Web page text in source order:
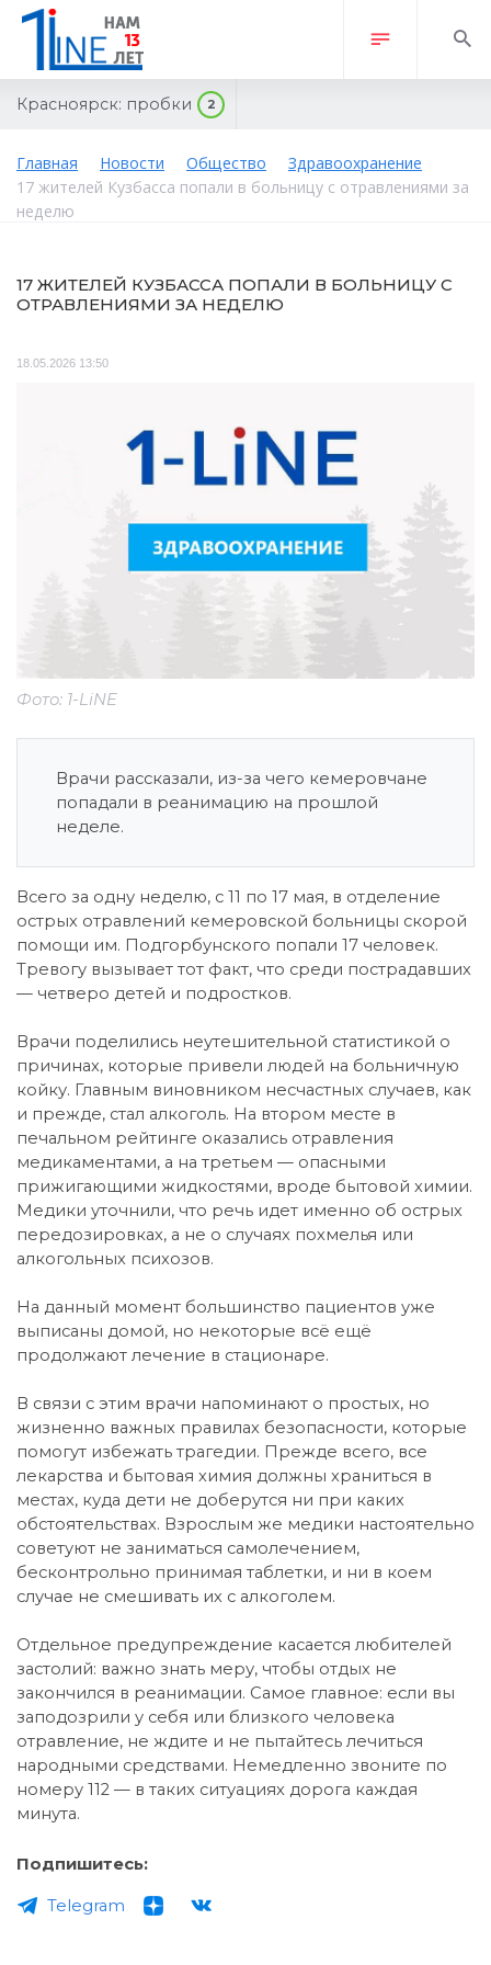
Красноярск: пробки 2
Главная Новости Общество
Здравоохранение
17 жителей Кузбасса попали в больницу с отравлениями за
неделю
17 ЖИТЕЛЕЙ КУЗБАССА ПОПАЛИ В БОЛЬНИЦУ С
ОТРАВЛЕНИЯМИ ЗА НЕДЕЛЮ
18.05.2026 13:50
Фото: 1-LiNE
Врачи рассказали, из-за чего кемеровчане
попадали в реанимацию на прошлой
неделе.
Всего за одну неделю, с 11 по 17 мая, в отделение
острых отравлений кемеровской больницы скорой
помощи им. Подгорбунского попали 17 человек.
Тревогу вызывает тот факт, что среди пострадавших
— четверо детей и подростков.
Врачи поделились неутешительной статистикой о
причинах, которые привели людей на больничную
койку. Главным виновником несчастных случаев, как
и прежде, стал алкоголь. На втором месте в
печальном рейтинге оказались отравления
медикаментами, а на третьем — опасными
прижигающими жидкостями, вроде бытовой химии.
Медики уточнили, что речь идет именно об острых
передозировках, а не о случаях похмелья или
алкогольных психозов.
На данный момент большинство пациентов уже
выписаны домой, но некоторые всё ещё
продолжают лечение в стационаре.
В связи с этим врачи напоминают о простых, но
жизненно важных правилах безопасности, которые
помогут избежать трагедии. Прежде всего, все
лекарства и бытовая химия должны храниться в
местах, куда дети не доберутся ни при каких
обстоятельствах. Взрослым же медики настоятельно
советуют не заниматься самолечением,
бесконтрольно принимая таблетки, и ни в коем
случае не смешивать их с алкоголем.
Отдельное предупреждение касается любителей
застолий: важно знать меру, чтобы отдых не
закончился в реанимации. Самое главное: если вы
заподозрили у себя или близкого человека
отравление, не ждите и не пытайтесь лечиться
народными средствами. Немедленно звоните по
номеру 112 — в таких ситуациях дорога каждая
минута.
Подпишитесь:
Telegram